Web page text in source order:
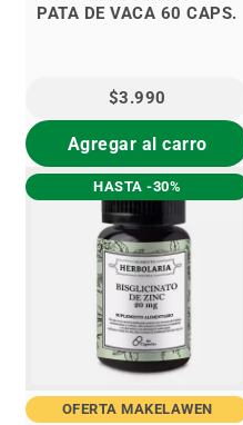
PATA DE VACA 60 CAPS.
$3.990
Agregar al carro
HASTA -30%
OFERTA MAKELAWEN